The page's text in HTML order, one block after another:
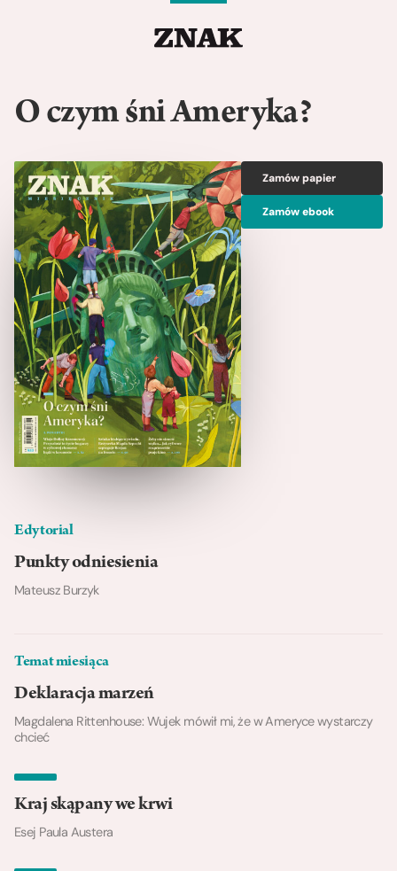
O czym śni Ameryka?
Edytorial
Punkty odniesienia
Mateusz Burzyk
Temat miesiąca
Deklaracja marzeń
Magdalena Rittenhouse: Wujek mówił mi, że w Ameryce wystarczy
chcieć
Kraj skąpany we krwi
Esej Paula Austera
Zamów papier
Zamów ebook